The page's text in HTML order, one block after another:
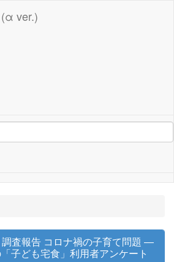
ver.)
調査報告 コロナ禍の子育て問題 ―
子ども宅食」利用者アンケート